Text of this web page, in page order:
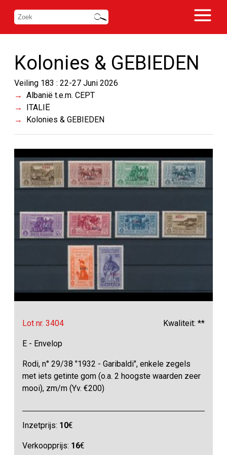
Kolonies & GEBIEDEN
Veiling 183 : 22-27 Juni 2026
Albanië t.e.m. CEPT
ITALIË
Kolonies & GEBIEDEN
Lot nr. 3404 Kwaliteit: **
E - Envelop
Rodi, n° 29/38 "1932 - Garibaldi", enkele zegels
met iets getinte gom (o.a. 2 hoogste waarden zeer
mooi), zm/m (Yv. €200)
Inzetprijs: 10€
Verkoopprijs: 16€